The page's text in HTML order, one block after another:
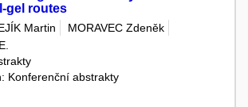
gel routes
Martin
MORAVEC Zdeněk
Konferenční abstrakty